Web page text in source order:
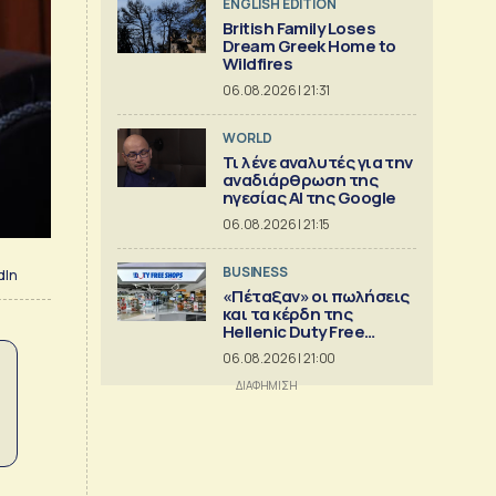
ENGLISH EDITION
British Family Loses
Dream Greek Home to
Wildfires
06.08.2026 | 21:31
WORLD
Τι λένε αναλυτές για την
αναδιάρθρωση της
ηγεσίας ΑΙ της Google
06.08.2026 | 21:15
BUSINESS
«Πέταξαν» οι πωλήσεις
και τα κέρδη της
Hellenic Duty Free
Shops
06.08.2026 | 21:00